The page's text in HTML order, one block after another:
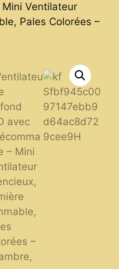
Mini Ventilateur
Pales Colorées –